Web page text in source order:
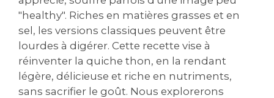
"healthy". Riches en matières grasses et en
sel, les versions classiques peuvent être
lourdes à digérer. Cette recette vise à
réinventer la quiche thon, en la rendant
légère, délicieuse et riche en nutriments,
sans sacrifier le goût. Nous explorerons